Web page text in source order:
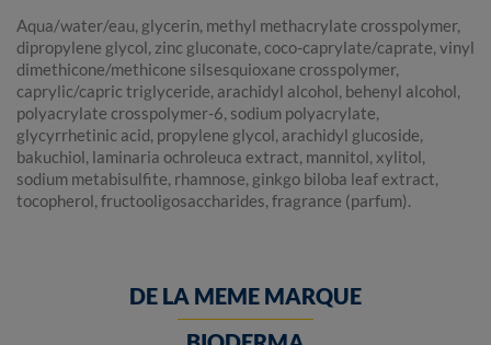
Aqua/water/eau, glycerin, methyl methacrylate crosspolymer,
dipropylene glycol, zinc gluconate, coco-caprylate/caprate, vinyl
dimethicone/methicone silsesquioxane crosspolymer,
caprylic/capric triglyceride, arachidyl alcohol, behenyl alcohol,
polyacrylate crosspolymer-6, sodium polyacrylate,
glycyrrhetinic acid, propylene glycol, arachidyl glucoside,
bakuchiol, laminaria ochroleuca extract, mannitol, xylitol,
sodium metabisulfite, rhamnose, ginkgo biloba leaf extract,
tocopherol, fructooligosaccharides, fragrance (parfum).
DE LA MEME MARQUE